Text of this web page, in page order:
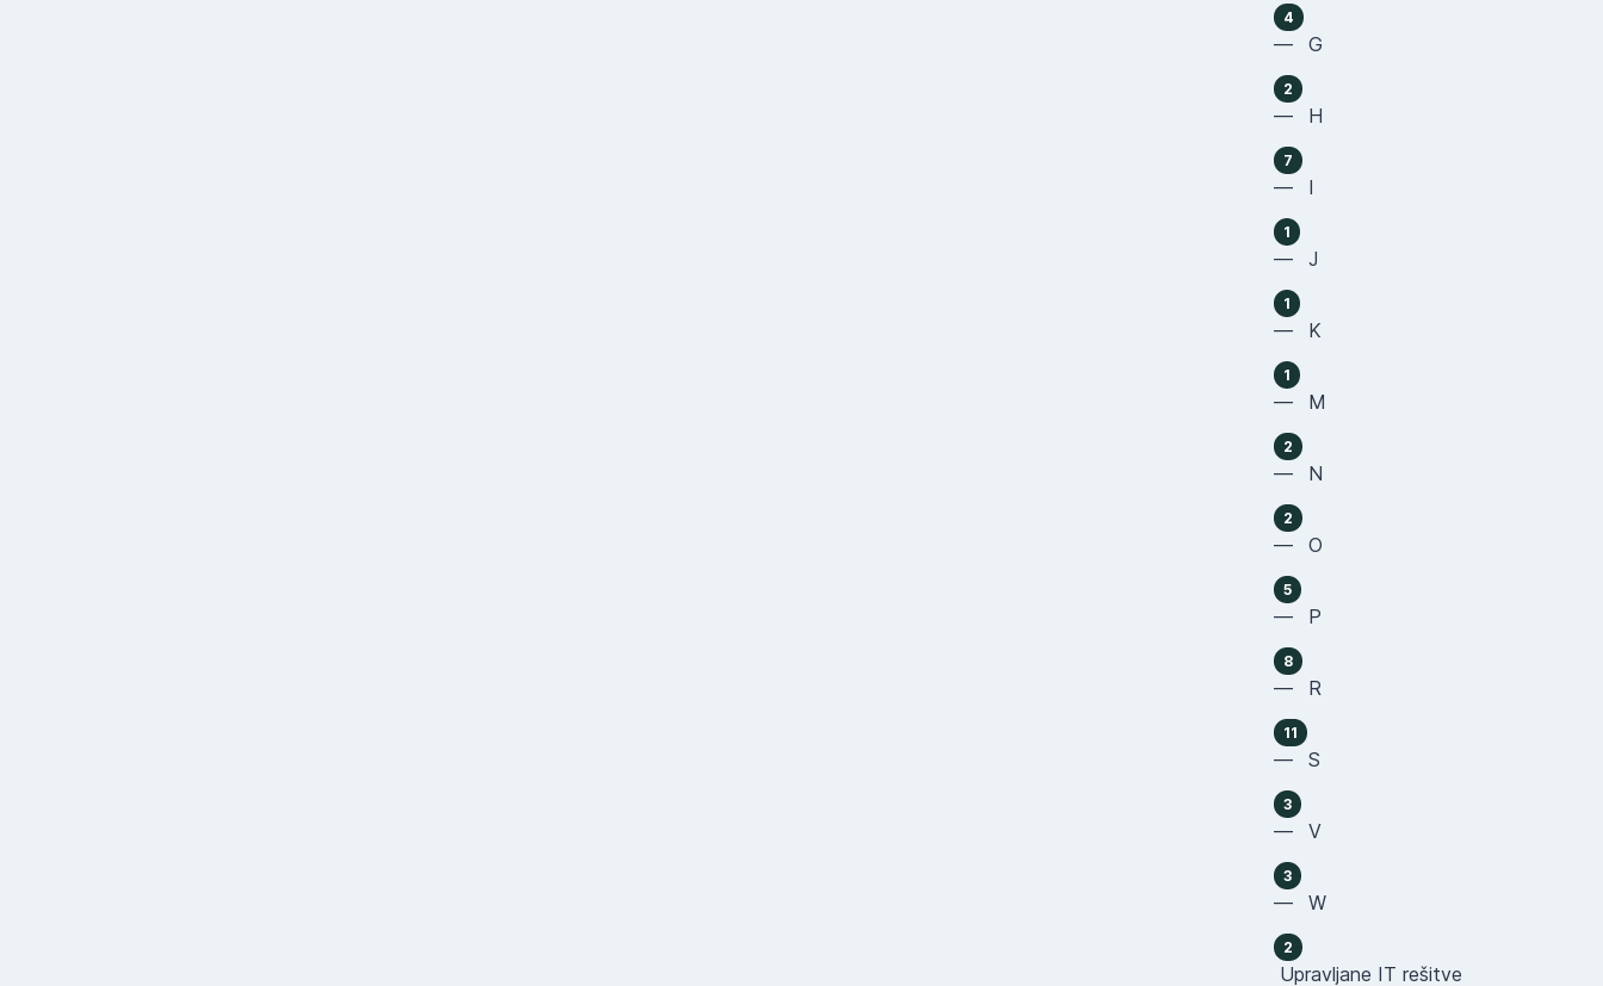
4
— G
2
— H
7
— I
1
— J
1
— K
1
— M
2
— N
2
— O
5
— P
8
— R
11
— S
3
— V
3
— W
2
Upravljane IT rešitve